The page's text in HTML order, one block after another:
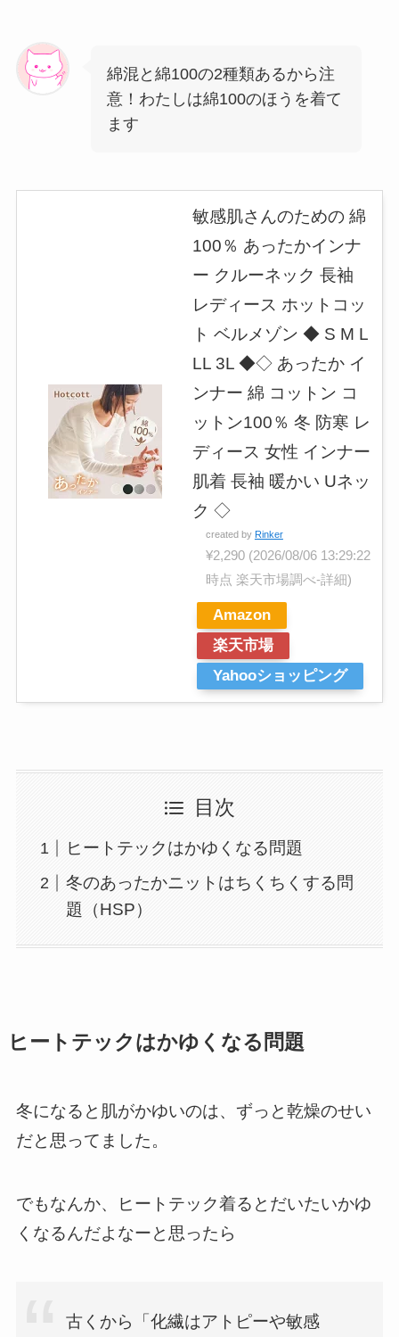
綿混と綿100の2種類あるから注
意！わたしは綿100のほうを着て
ます
敏感肌さんのための 綿
100％ あったかインナ
ー クルーネック 長袖
レディース ホットコッ
ト ベルメゾン ◆ S M L
LL 3L ◆◇ あったか イ
ンナー 綿 コットン コ
ットン100％ 冬 防寒 レ
ディース 女性 インナー
肌着 長袖 暖かい Uネッ
ク ◇
created by Rinker
¥2,290 (2026/08/06 13:29:22
時点 楽天市場調べ-詳細)
Amazon
楽天市場
Yahooショッピング
目次
ヒートテックはかゆくなる問題
冬のあったかニットはちくちくする問
題（HSP）
ヒートテックはかゆくなる問題
冬になると肌がかゆいのは、ずっと乾燥のせい
だと思ってました。
でもなんか、ヒートテック着るとだいたいかゆ
くなるんだよなーと思ったら
古くから「化繊はアトピーや敏感